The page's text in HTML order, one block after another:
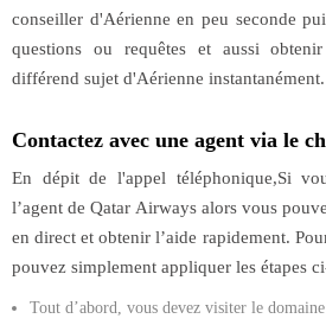
conseiller d'Aérienne en peu seconde
questions ou requêtes et aussi
différend sujet d'Aérienne instantanément.
Contactez avec une agent via le
En dépit de l'appel téléphonique,Si
l’agent de Qatar Airways alors vous
en direct et obtenir l’aide rapidement.
pouvez simplement appliquer les étapes
Tout d’abord, vous devez visiter le